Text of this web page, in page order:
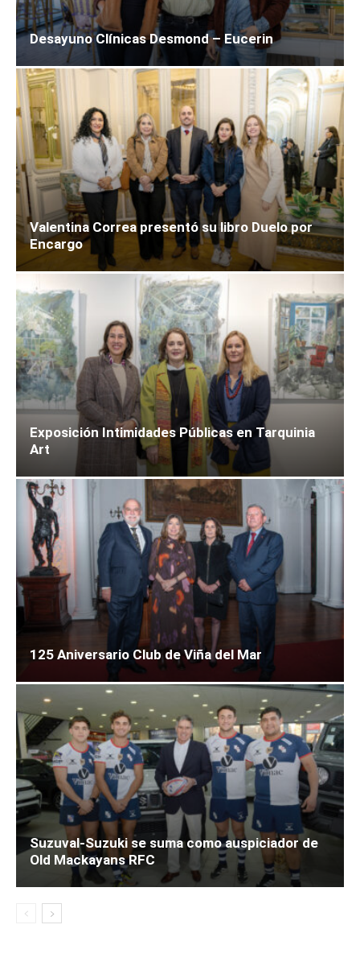
Desayuno Clínicas Desmond – Eucerin
Valentina Correa presentó su libro Duelo por
Encargo
Exposición Intimidades Públicas en Tarquinia
Art
125 Aniversario Club de Viña del Mar
Suzuval-Suzuki se suma como auspiciador de
Old Mackayans RFC